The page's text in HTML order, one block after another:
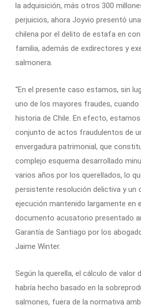
la adquisición, más otros 300
perjuicios, ahora Joyvio presentó
chilena por el delito de estafa en
familia, además de exdirectores y
salmonera.
“En el presente caso estamos, sin
uno de los mayores fraudes, cuando
historia de Chile. En efecto,
conjunto de actos fraudulentos de
envergadura patrimonial, que
complejo esquema desarrollado
varios años por los querellados, lo
persistente resolución delictiva y un
ejecución mantenido largamente en
documento acusatorio presentado
Garantía de Santiago por los
Jaime Winter.
Según la querella, el cálculo de valor
habría hecho basado en la
salmones, fuera de la normativa